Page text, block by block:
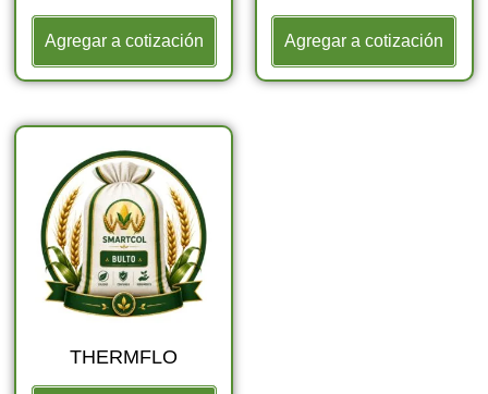
Agregar a cotización Agregar a cotización
THERMFLO